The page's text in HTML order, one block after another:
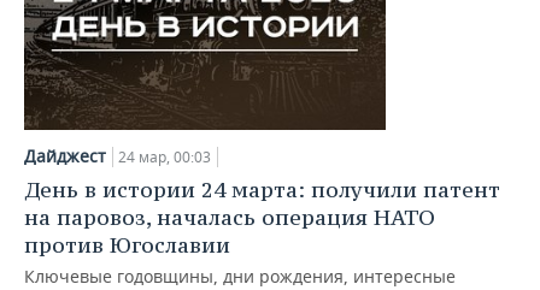
Дайджест 24 мар, 00:03
День в истории 24 марта: получили патент
на паровоз, началась операция НАТО
против Югославии
Ключевые годовщины, дни рождения, интересные